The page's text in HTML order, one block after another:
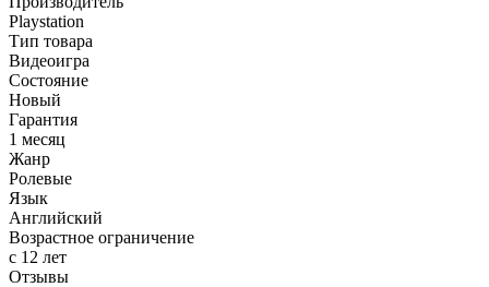
Playstation
Тип товара
Видеоигра
Состояние
Новый
Гарантия
1 месяц
Жанр
Ролевые
Язык
Английский
Возрастное ограничение
с 12 лет
Отзывы